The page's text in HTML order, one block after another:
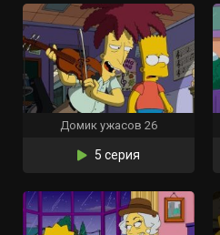
Домик ужасов 26
5 серия